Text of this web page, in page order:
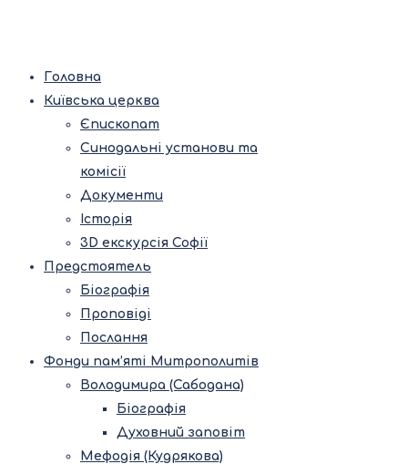
Головна
Київська церква
Єпископат
Синодальні установи та
комісії
Документи
Історія
3D екскурсія Софії
Предстоятель
Біографія
Проповіді
Послання
Фонди пам’яті Митрополитів
Володимира (Сабодана)
Біографія
Духовний заповіт
Мефодія (Кудрякова)